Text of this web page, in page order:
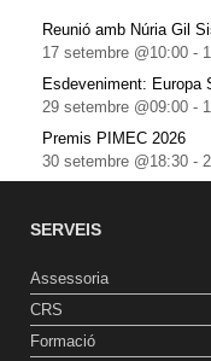
Reunió amb Núria Gil
17 setembre @10:00 -
Esdeveniment: Europa
29 setembre @09:00 -
Premis PIMEC 2026
30 setembre @18:30 -
SERVEIS
Assessoria
CRS
Formació